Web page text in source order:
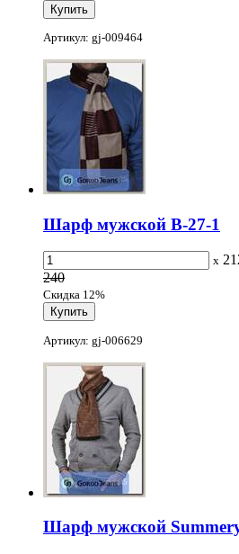
Артикул: gj-009464
Шарф мужской B-27-1
x
240
Скидка 12%
Артикул: gj-006629
Шарф мужской